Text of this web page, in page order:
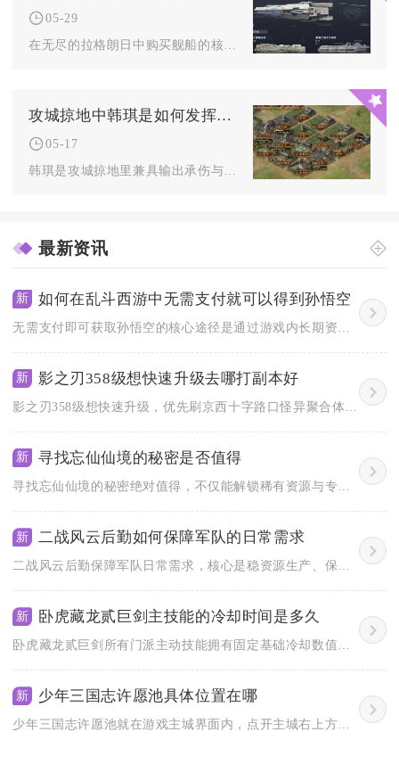
05-29
攻城掠地中韩琪是如何发挥作用的
05-17
最新资讯
新 如何在乱斗西游中无需支付就可以得到孙悟空
新 影之刃358级想快速升级去哪打副本好
新 寻找忘仙仙境的秘密是否值得
新 二战风云后勤如何保障军队的日常需求
新 卧虎藏龙贰巨剑主技能的冷却时间是多久
新 少年三国志许愿池具体位置在哪
少年三国志许愿池就在游戏主城界面内，点开主城右上方的福利专区...